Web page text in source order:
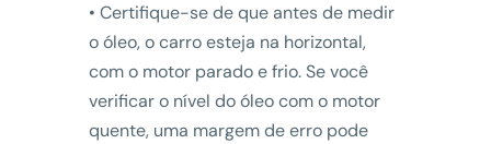
• Certifique-se de que antes de medir
o óleo, o carro esteja na horizontal,
com o motor parado e frio. Se você
verificar o nível do óleo com o motor
quente, uma margem de erro pode